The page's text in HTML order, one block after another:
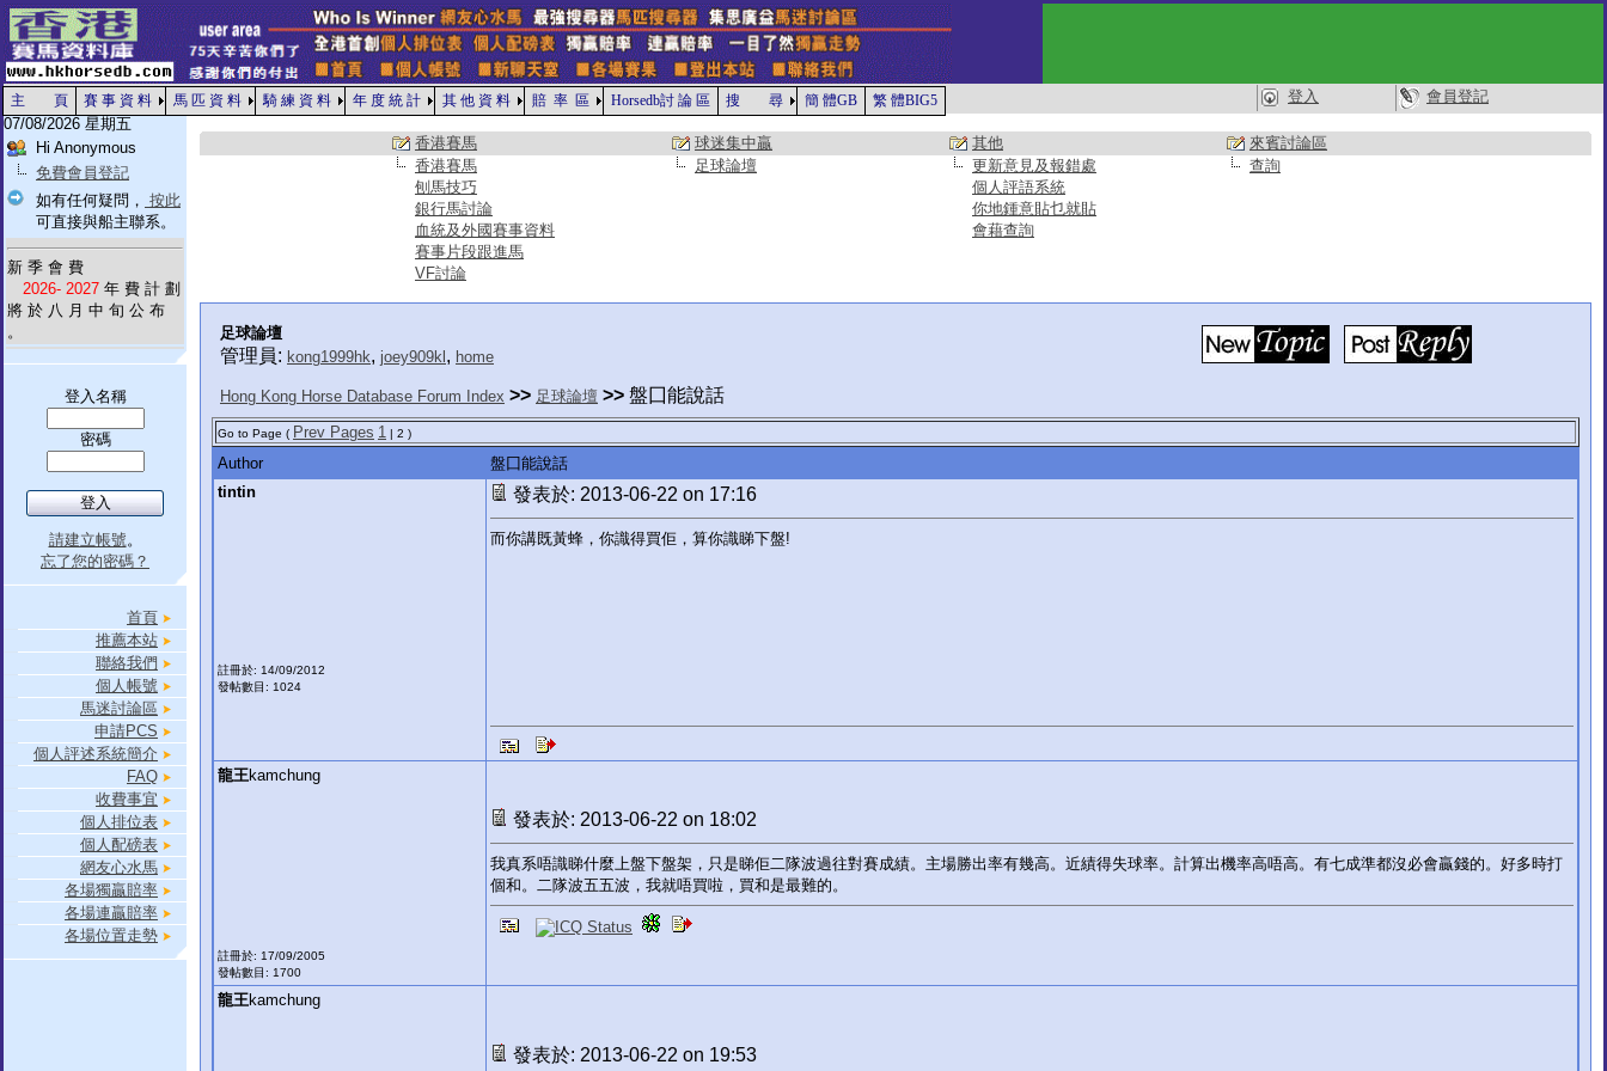
主 頁 賽 事 資 料 馬 匹 資 料 騎 練 資 料 年 度 統 計 其 他 資 料 賠 率 區 Horsedb討 論 區 搜 尋 簡 體GB 繁 體BIG5 登入
會員登記
07/08/2026 星期五
Hi Anonymous
免費會員登記
如有任何疑問， 按此
可直接與船主聯系。
新 季 會 費
2026- 2027 年 費 計 劃
將 於 八 月 中 旬 公 布
。
登入名稱
密碼
請建立帳號。
忘了您的密碼？
首頁
推薦本站
聯絡我們
個人帳號
馬迷討論區
申請PCS
個人評述系統簡介
FAQ
收費事宜
個人排位表
個人配磅表
網友心水馬
各場獨贏賠率
各場連贏賠率
各場位置走勢
香港賽馬 球迷集中贏 其他
來賓討論區
香港賽馬
足球論壇 更新意見及報錯處
查詢
刨馬技巧
個人評語系統
銀行馬討論
你地鍾意貼乜就貼
血統及外國賽事資料
會藉查詢
賽事片段跟進馬
VF討論
足球論壇
管理員: kong1999hk, joey909kl , home
Hong Kong Horse Database Forum Index >> 足球論壇 >> 盤囗能說話
Go to Page ( Prev Pages 1 | 2 )
Author
盤囗能說話
tintin
註冊於: 14/09/2012
發帖數目: 1024
發表於: 2013-06-22 on 17:16
而你講既黃蜂，你識得買佢，算你識睇下盤!
龍王kamchung
註冊於: 17/09/2005
發帖數目: 1700
發表於: 2013-06-22 on 18:02
我真系唔識睇什麼上盤下盤架，只是睇佢二隊波過往對賽成績。主場勝出率有幾高。近績得失球率。計算出機率高唔高。有七成準都沒必會贏錢的。好多時打
個和。二隊波五五波，我就唔買啦，買和是最難的。
龍王kamchung
發表於: 2013-06-22 on 19:53